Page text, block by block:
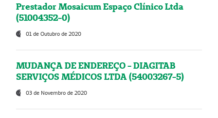
Prestador Mosaicum Espaço Clínico Ltda
(51004352-0)
01 de Outubro de 2020
MUDANÇA DE ENDEREÇO - DIAGITAB
SERVIÇOS MÉDICOS LTDA (54003267-5)
03 de Novembro de 2020